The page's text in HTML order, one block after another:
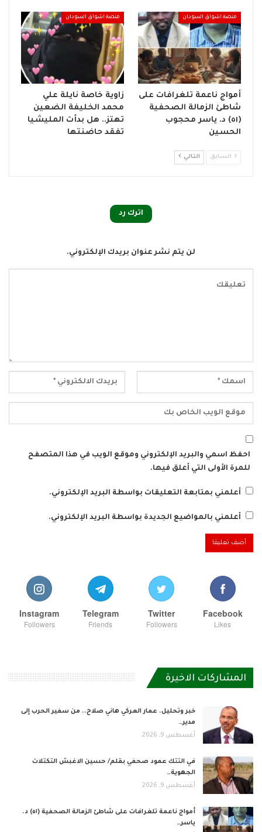
منصة اشواق السودان
أمواج ناعمة تلغرافات على
شاطئ الزمالة الصحفية
(٥١) د. ياسر محجوب
الحسين
منصة اشواق السودان
زاوية خاصة نايلة علي
محمد الخليفة الضعين
تهتز.. هل بدأت المليشيا
تفقد حاضنتها
السابق التالي
اترك رد
لن يتم نشر عنوان بريدك الإلكتروني.
احفظ اسمي والبريد الإلكتروني وموقع الويب في هذا المتصفح
للمرة الأولى التي أعلق فيها.
أعلمني بمتابعة التعليقات بواسطة البريد الإلكتروني.
أعلمني بالمواضيع الجديدة بواسطة البريد الإلكتروني.
Facebook
Likes
Twitter
Followers
Telegram
Friends
Instagram
Followers
المشاركات الاخيرة
خبر وتحليل. عمار العركي هاني صلاح.. من سفير الحرب إلى
مدير…
أغسطس 9, 2026
في التتك عمود صحفي بقلم/ حسين الاغبش التكتلات
الجهوية…
أغسطس 9, 2026
أمواج ناعمة تلغرافات على شاطئ الزمالة الصحفية (٥١) د.
ياسر…